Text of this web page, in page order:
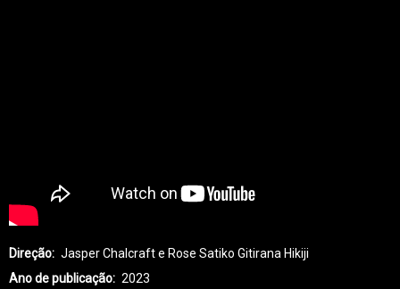
Direção
Jasper Chalcraft e Rose Satiko Gitirana Hikiji
Ano de publicação
2023